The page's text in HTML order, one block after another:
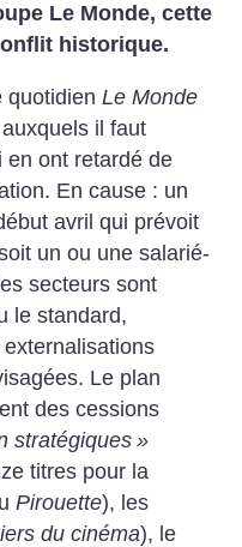
Le Monde, cette
historique.
quotidienLe Monde
il faut
en ont retardé de
En cause : un
avril qui prévoit
un ou une salarié-
secteurs sont
le standard,
Le plan
des cessions
stratégiques »
titres pour la
Pirouette), les
du cinéma), le